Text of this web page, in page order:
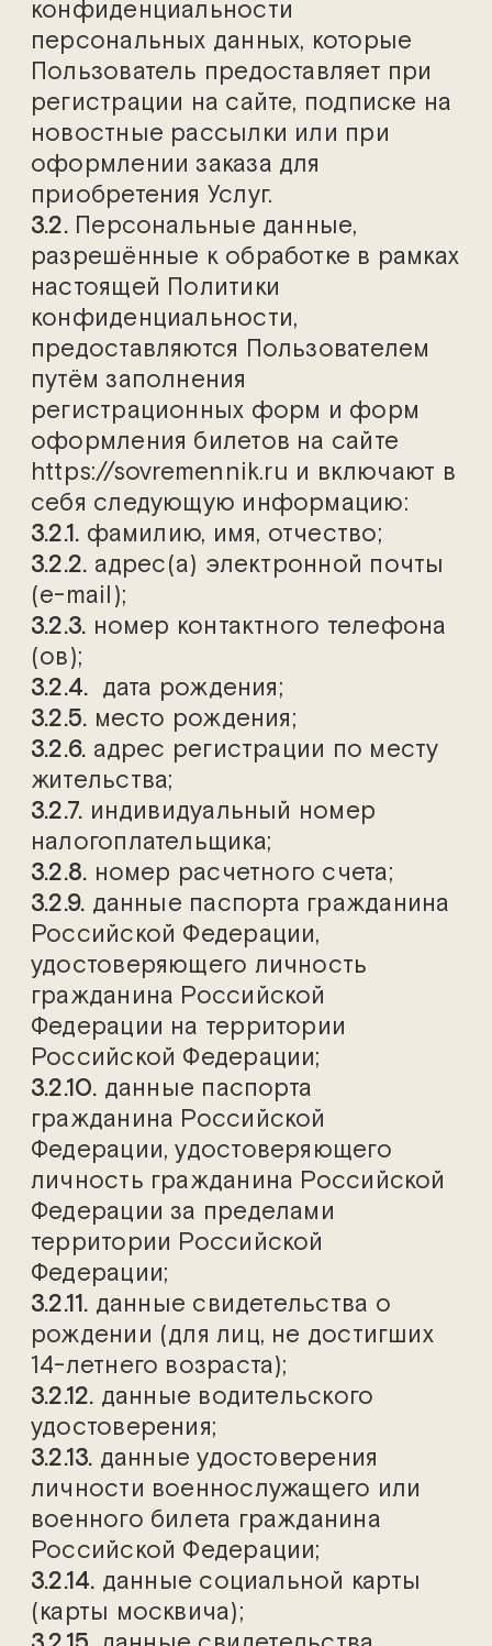
конфиденциальности
персональных данных, которые
Пользователь предоставляет при
регистрации на сайте, подписке на
новостные рассылки или при
оформлении заказа для
приобретения Услуг.
3.2.Персональные данные,
разрешённые к обработке в рамках
настоящей Политики
конфиденциальности,
предоставляются Пользователем
путём заполнения
регистрационных форм и форм
оформления билетов на cайте
https://sovremennik.ru и включают в
себя следующую информацию:
3.2.1. фамилию, имя, отчество;
3.2.2. адрес(а) электронной почты
(e-mail);
3.2.3. номер контактного телефона
(ов);
3.2.4. дата рождения;
3.2.5. место рождения;
3.2.6. адрес регистрации по месту
жительства;
3.2.7. индивидуальный номер
налогоплательщика;
3.2.8. номер расчетного счета;
3.2.9. данные паспорта гражданина
Российской Федерации,
удостоверяющего личность
гражданина Российской
Федерации на территории
Российской Федерации;
3.2.10. данные паспорта
гражданина Российской
Федерации, удостоверяющего
личность гражданина Российской
Федерации за пределами
территории Российской
Федерации;
3.2.11. данные свидетельства о
рождении (для лиц, не достигших
14-летнего возраста);
3.2.12. данные водительского
удостоверения;
3.2.13. данные удостоверения
личности военнослужащего или
военного билета гражданина
Российской Федерации;
3.2.14. данные социальной карты
(карты москвича);